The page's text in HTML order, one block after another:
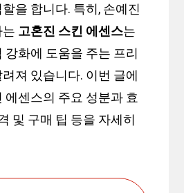
을 합니다. 특히, 손예진
고혼진 스킨 에센스는
강화에 도움을 주는 프리
져 있습니다. 이번 글에
에센스의 주요 성분과 효
및 구매 팁 등을 자세히